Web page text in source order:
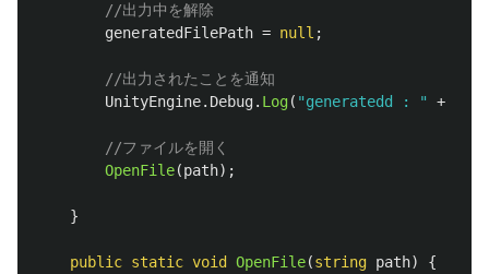
//出力中を解除
generatedFilePath = null ;
//出力されたことを通知
UnityEngine. Debug. Log( "generatedd : " +
//ファイルを開く
OpenFile(path);
}
public static void OpenFile(string path) {